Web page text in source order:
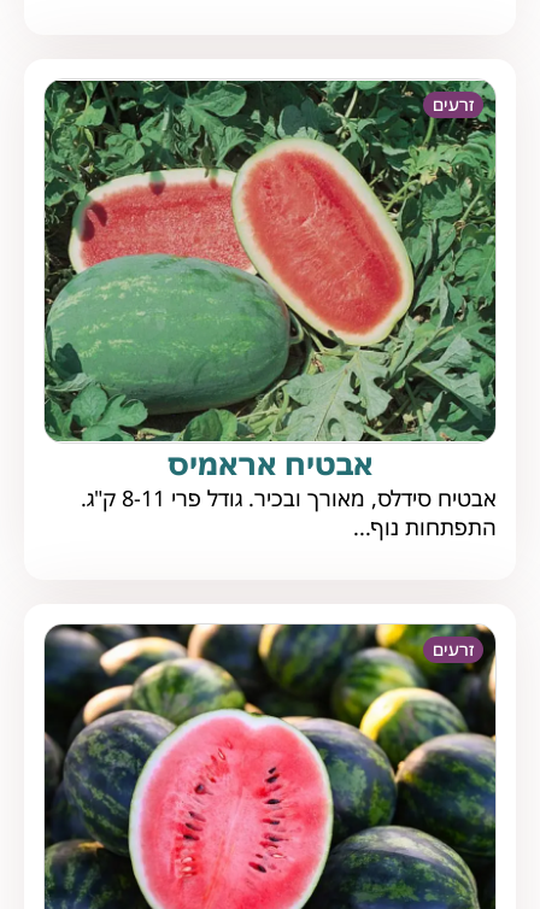
זרעים
אבטיח אראמיס
אבטיח סידלס, מאורך ובכיר. גודל פרי 8-11 ק"ג.
התפתחות נוף...
זרעים